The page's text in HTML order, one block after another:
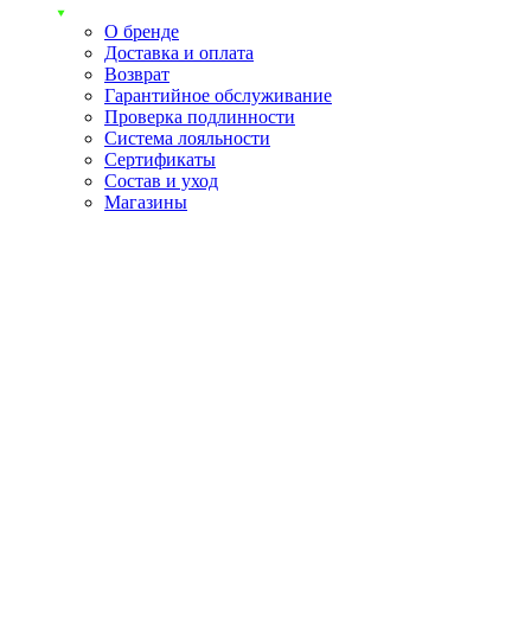
О бренде
Доставка и оплата
Возврат
Гарантийное обслуживание
Проверка подлинности
Система лояльности
Сертификаты
Состав и уход
Магазины